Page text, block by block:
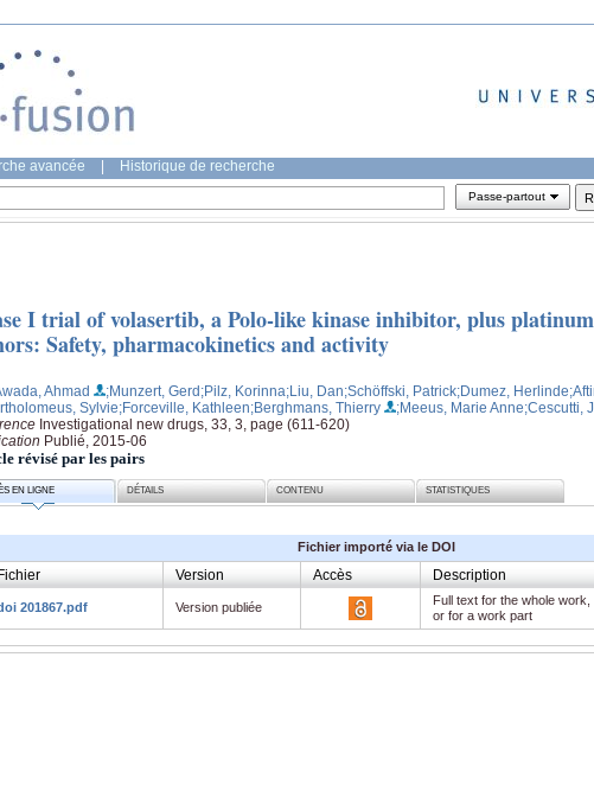
avancée Historique de recherche
Passe-partout
I trial of volasertib, a Polo-like kinase inhibitor, plus
Safety, pharmacokinetics and activity
Ahmad ;Munzert, Gerd;Pilz, Korinna;Liu, Dan;Schöffski, Patrick;Dumez, Herlinde
Sylvie;Forceville, Kathleen;Berghmans, Thierry ;Meeus, Marie Anne;Cescutti,
Investigational new drugs, 33, 3, page (611-620)
Publié, 2015-06
révisé par les pairs
EN LIGNE DÉTAILS CONTENU STATISTIQUES
Fichier importé via le DOI
Version Accès Description
201867.pdf Version publiée
Full text for the whole work,
or for a work part